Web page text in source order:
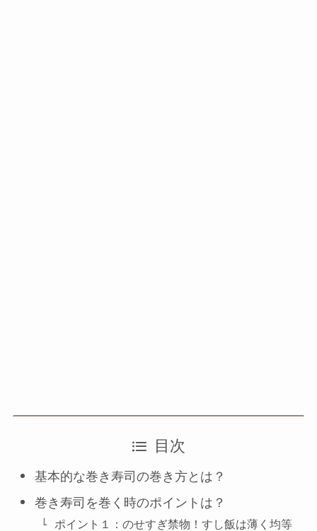
目次
基本的な巻き寿司の巻き方とは？
巻き寿司を巻く時のポイントは？
ポイント１：のせすぎ禁物！すし飯は薄く均等